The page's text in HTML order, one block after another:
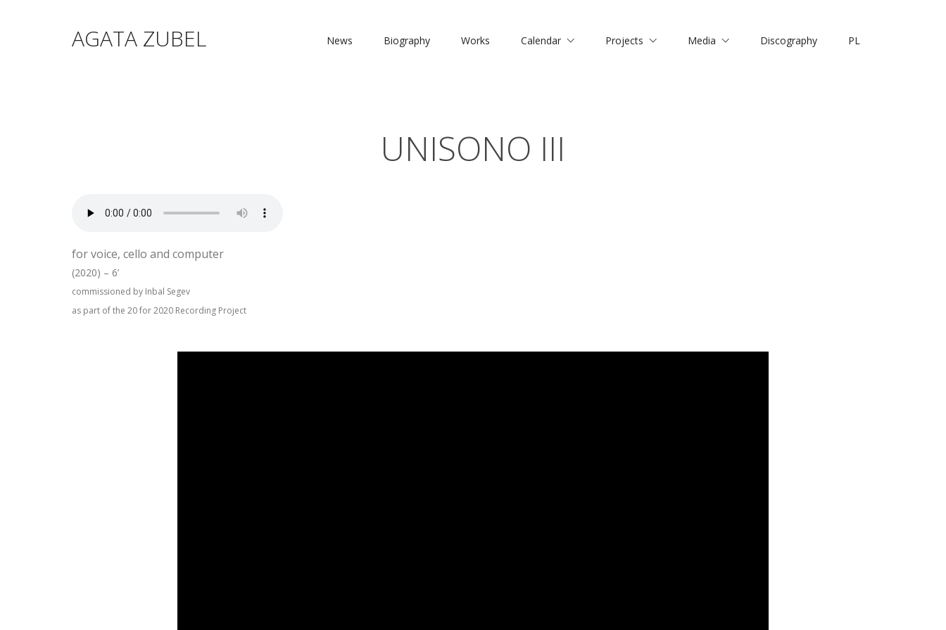
AGATA ZUBEL News Biography Works Calendar Projects Media Discography PL
UNISONO III
for voice, cello and computer
(2020) – 6’
commissioned by Inbal Segev
as part of the 20 for 2020 Recording Project